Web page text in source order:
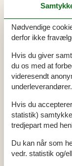
Antal keramiske
Gulvvarme
Køleskab 1
Opvaskemaskine 1
Varmluftovn 1
Multimedier
Antal tv'er 1
Ingen tv-kanaler -
Trådløst internet
Soveforhold
Antal soveværelser
Barneseng 1
Dobbeltseng
Nødvendige
derfor ikke
Hvis du giver
du os med at
videresendt
underleverandører.
Hvis du
statistik)
tredjepart med
Du kan når som
vedr. statistik og/